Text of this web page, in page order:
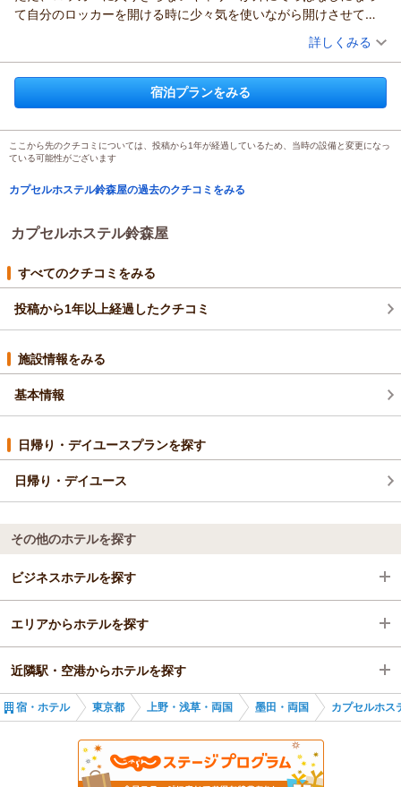
またお会いできる日を心よりお待ちしております。
（返信日：2025/11/10）
て自分のロッカーを開ける時に少々気を使いながら開けさせても
張り紙が何かしておいてもらえると、お互い悪い気持ちにはなら
（投稿日：2025/09/01）
宿泊時期： 2025年08月宿泊 (友達旅行)
投稿者： mmnnさん(女性/40代)
女性用カプセルルーム シングル 食事なし
カプセルホステル鈴森屋からの返信
この度はご宿泊いただき、また温かいお言葉と貴重なご意見を
スタッフの対応やトイレの清潔さについてご満足いただけたと
は、私どもにとって何よりの励みでございます。
一方で、ロッカー周辺のご利用につきましてご不便をおかけし
申し訳ございません。共有スペースでのマナーについて、より
分かりやすいご案内や掲示の工夫を検討してまいります。貴重
今後も皆さまに気持ちよくご利用いただける環境づくりに努め
詳しくみる
宿泊プランをみる
ここから先のクチコミについては、投稿から1年が経過しているため、当時の設備と変更になっ
ている可能性がございます
カプセルホステル鈴森屋の過去のクチコミをみる
カプセルホステル鈴森屋
すべてのクチコミをみる
投稿から1年以上経過したクチコミ
施設情報をみる
基本情報
日帰り・デイユースプランを探す
日帰り・デイユース
その他のホテルを探す
ビジネスホテルを探す
東京都
上野・浅草・両国
墨田・両国
エリアからホテルを探す
東京都
上野・浅草・両国
墨田・両国
近隣駅・空港からホテルを探す
錦糸町駅
宿・ホテル 東京都 上野・浅草・両国 墨田・両国 カプセルホス